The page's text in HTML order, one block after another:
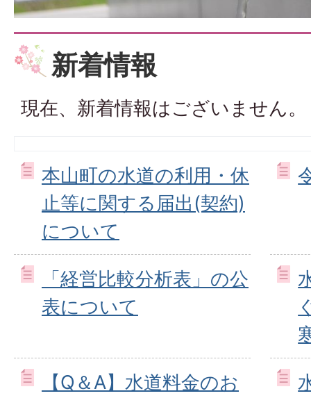
新着情報
現在、新着情報はございません。
本山町の水道の利用・休
止等に関する届出(契約)
について
「経営比較分析表」の公
表について
【Q＆A】水道料金のお